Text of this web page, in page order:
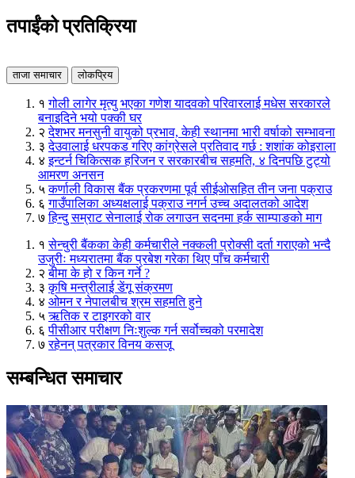
तपाईंको प्रतिक्रिया
ताजा समाचार लोकप्रिय
१ गोली लागेर मृत्यु भएका गणेश यादवको परिवारलाई मधेस सरकारले
बनाइदिने भयो पक्की घर
२ देशभर मनसुनी वायुको प्रभाव, केही स्थानमा भारी वर्षाको सम्भावना
३ देउवालाई धरपकड गरिए कांग्रेसले प्रतिवाद गर्छ : शशांक कोइराला
४ इन्टर्न चिकित्सक हरिजन र सरकारबीच सहमति, ४ दिनपछि टुट्यो
आमरण अनसन
५ कर्णाली विकास बैंक प्रकरणमा पूर्व सीईओसहित तीन जना पक्राउ
६ गाउँपालिका अध्यक्षलाई पक्राउ नगर्न उच्च अदालतको आदेश
७ हिन्दु सम्राट सेनालाई रोक लगाउन सदनमा हर्क साम्पाङको माग
१ सेन्चुरी बैंकका केही कर्मचारीले नक्कली प्रोक्सी दर्ता गराएको भन्दै
उजुरीः मध्यरातमा बैंक प्रबेश गरेका थिए पाँच कर्मचारी
२ बीमा के हो र किन गर्ने ?
३ कृषि मन्त्रीलाई डेंगू संक्रमण
४ ओमन र नेपालबीच श्रम सहमति हुने
५ ऋतिक र टाइगरको वार
६ पीसीआर परीक्षण निःशुल्क गर्न सर्वोच्चको परमादेश
७ रहेनन् पत्रकार विनय कसजू
सम्बन्धित समाचार